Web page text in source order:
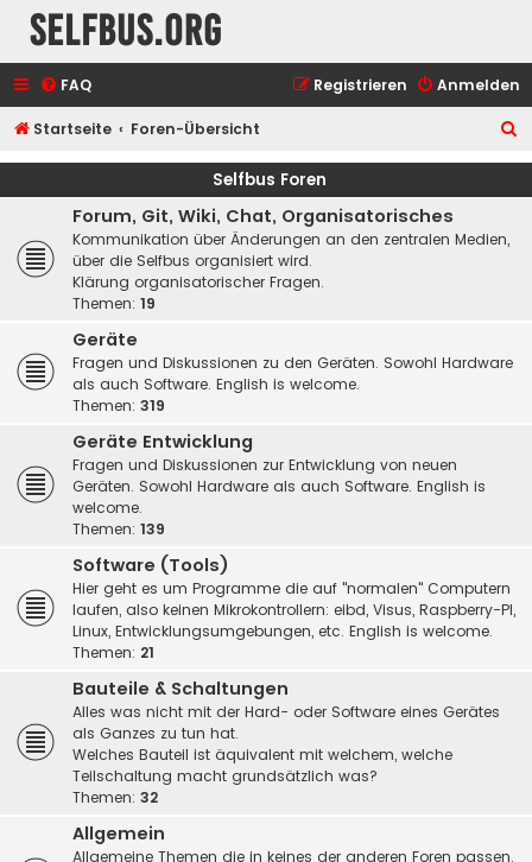
selfbus.org
FAQ Anmelden
Registrieren
Startseite Foren-Übersicht
u
Selfbus Foren
Forum, Git, Wiki, Chat, Organisatorisches
Kommunikation über Änderungen an den zentralen Medien,
über die Selfbus organisiert wird.
Klärung organisatorischer Fragen.
Themen: 19
Geräte
Fragen und Diskussionen zu den Geräten. Sowohl Hardware
als auch Software. English is welcome.
Themen: 319
Geräte Entwicklung
Fragen und Diskussionen zur Entwicklung von neuen
Geräten. Sowohl Hardware als auch Software. English is
welcome.
Themen: 139
Software (Tools)
Hier geht es um Programme die auf "normalen" Computern
laufen, also keinen Mikrokontrollern: eibd, Visus, Raspberry-PI,
Linux, Entwicklungsumgebungen, etc. English is welcome.
Themen: 21
Bauteile & Schaltungen
Alles was nicht mit der Hard- oder Software eines Gerätes
als Ganzes zu tun hat.
Welches Bauteil ist äquivalent mit welchem, welche
Teilschaltung macht grundsätzlich was?
Themen: 32
Allgemein
Allgemeine Themen die in keines der anderen Foren passen.